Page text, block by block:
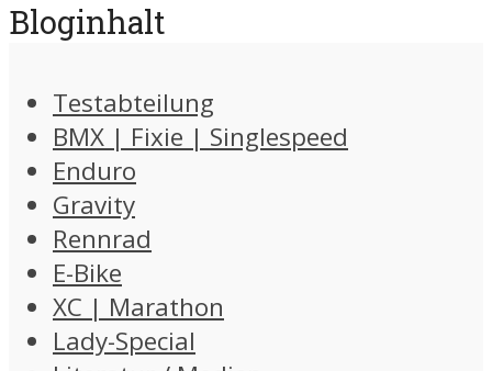
Bloginhalt
Testabteilung
BMX | Fixie | Singlespeed
Enduro
Gravity
Rennrad
E-Bike
XC | Marathon
Lady-Special